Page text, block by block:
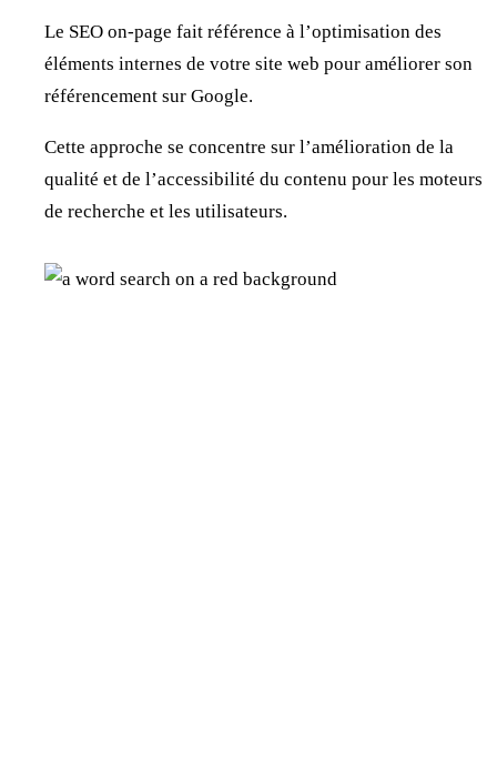
Le SEO on-page fait référence à l’optimisation des
éléments internes de votre site web pour améliorer son
référencement sur Google.
Cette approche se concentre sur l’amélioration de la
qualité et de l’accessibilité du contenu pour les moteurs
de recherche et les utilisateurs.